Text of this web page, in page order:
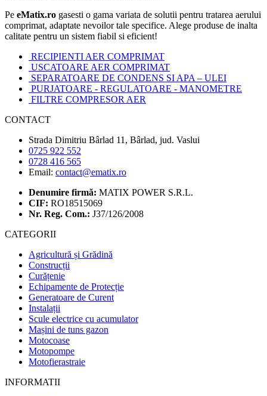
Pe eMatix.ro gasesti o gama variata de solutii pentru tratarea aerului
comprimat, adaptate nevoilor tale specifice. Alege produse de inalta
calitate pentru un sistem fiabil si eficient!
RECIPIENTI AER COMPRIMAT
USCATOARE AER COMPRIMAT
SEPARATOARE DE CONDENS SI APA – ULEI
PURJATOARE - REGULATOARE - MANOMETRE
FILTRE COMPRESOR AER
CONTACT
Strada Dimitriu Bârlad 11, Bârlad, jud. Vaslui
0725 922 552
0728 416 565
Email: contact@ematix.ro
Denumire firmă: MATIX POWER S.R.L.
CIF: RO18515069
Nr. Reg. Com.: J37/126/2008
CATEGORII
Agricultură și Grădină
Construcții
Curățenie
Echipamente de Protecție
Generatoare de Curent
Instalații
Scule electrice cu acumulator
Mașini de tuns gazon
Motocoase
Motopompe
Motofierastraie
INFORMATII